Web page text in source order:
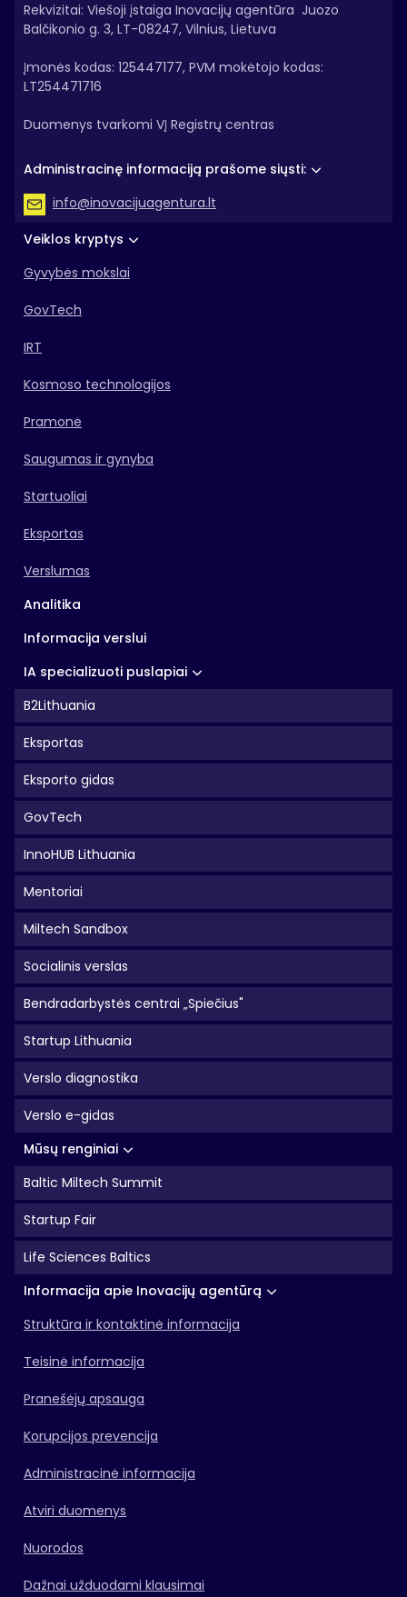
Veiklos kryptys
Gyvybės mokslai
GovTech
IRT
Kosmoso technologijos
Pramonė
Saugumas ir gynyba
Startuoliai
Eksportas
Verslumas
Analitika
Informacija verslui
IA specializuoti puslapiai
B2Lithuania
Eksportas
Eksporto gidas
GovTech
InnoHUB Lithuania
Mentoriai
Miltech Sandbox
Socialinis verslas
Bendradarbystės centrai „Spiečius"
Startup Lithuania
Verslo diagnostika
Verslo e-gidas
Mūsų renginiai
Baltic Miltech Summit
Startup Fair
Life Sciences Baltics
Informacija apie Inovacijų agentūrą
Struktūra ir kontaktinė informacija
Teisinė informacija
Pranešėjų apsauga
Korupcijos prevencija
Administracinė informacija
Atviri duomenys
Nuorodos
Dažnai užduodami klausimai
Rekvizitai: Viešoji įstaiga Inovacijų agentūra Juozo
Balčikonio g. 3, LT-08247, Vilnius, Lietuva
Įmonės kodas: 125447177, PVM mokėtojo kodas:
LT254471716
Duomenys tvarkomi VĮ Registrų centras
Administracinę informaciją prašome siųsti:
info@inovacijuagentura.lt